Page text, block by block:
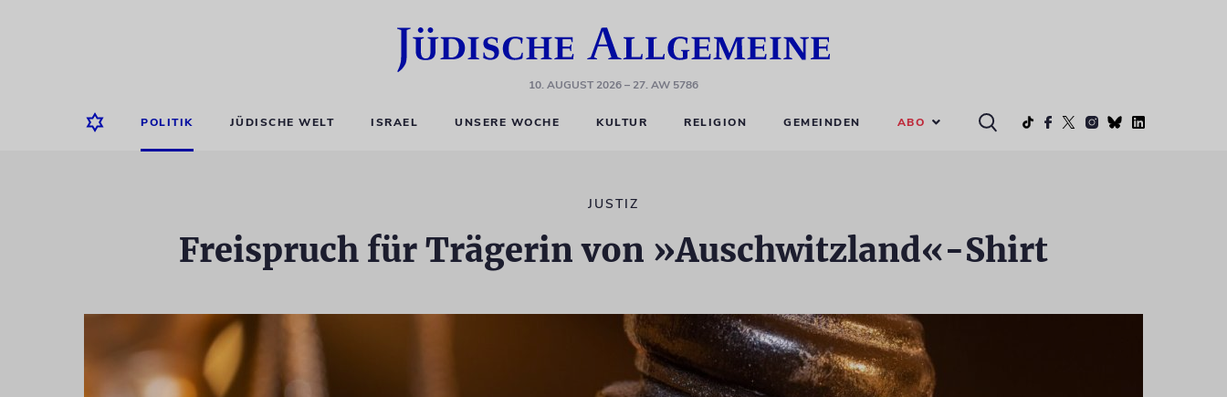
10. AUGUST 2026– 27. AW 5786
POLITIK JÜDISCHE WELT ISRAEL UNSERE WOCHE KULTUR RELIGION GEMEINDEN ABO
JUSTIZ
Freispruch für Trägerin von »Auschwitzland«-Shirt